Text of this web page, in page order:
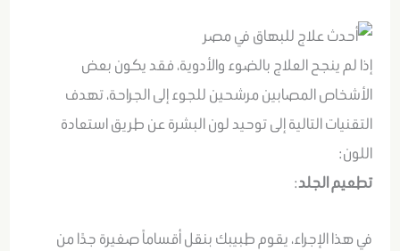
إذا لم ينجح العلاج بالضوء والأدوية، فقد يكون بعض
الأشخاص المصابين مرشحين للجوء إلى الجراحة، تهدف
التقنيات التالية إلى توحيد لون البشرة عن طريق استعادة
اللون:
تطعيم الجلد:
في هذا الإجراء، يقوم طبيبك بنقل أقساماً صغيرة جدًا من